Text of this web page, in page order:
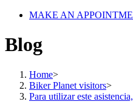
MAKE AN
Blog
Home>
Biker Planet visitors>
Para utilizar este